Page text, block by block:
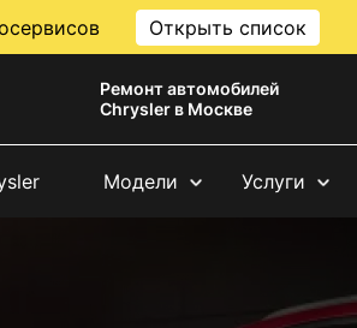
Открыть список
Ремонт автомобилей
Chrysler в Москве
Модели Услуги